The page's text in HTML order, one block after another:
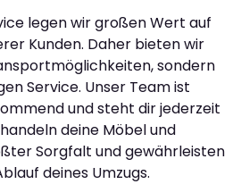
legen wir großen Wert auf
Kunden. Daher bieten wir
sondern
Service. Unser Team ist
und steht dir jederzeit
deine Möbel und
Sorgfalt und gewährleisten
deines Umzugs.